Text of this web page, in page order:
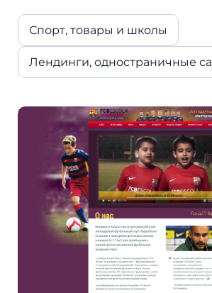
Спорт, товары и школы
Лендинги, одностраничные